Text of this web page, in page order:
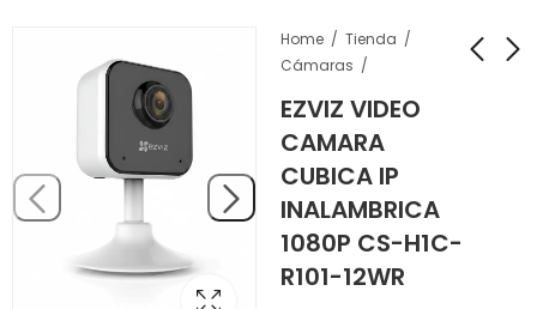
Home
Tienda
Cámaras
EZVIZ VIDEO
CAMARA
CUBICA IP
INALAMBRICA
1080P CS-H1C-
R101-12WR
PLAYSTATION PS5
RED CFI-ZCT1W
$92,00
MOUNT 17"
GT47WGP
$ 890,00